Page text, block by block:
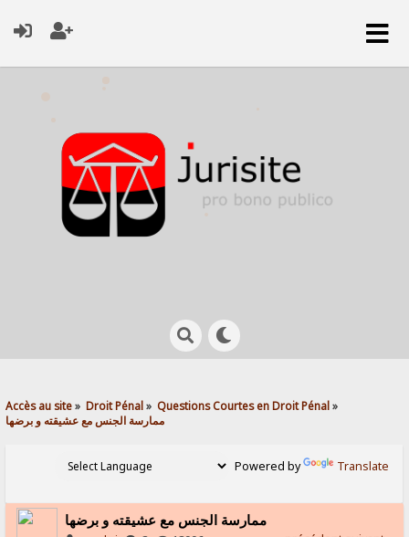
Accès au site» Droit Pénal» Questions Courtes en Droit Pénal»
ممارسة الجنس مع عشيقته و برضها
Powered by Translate
ممارسة الجنس مع عشيقته و برضها